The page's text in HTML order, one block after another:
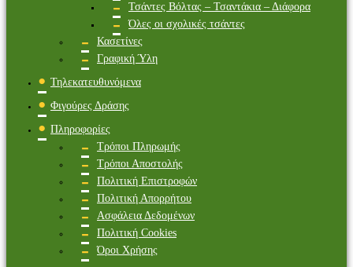
Τσάντες Βόλτας – Τσαντάκια – Διάφορα
Όλες οι σχολικές τσάντες
Κασετίνες
Γραφική Ύλη
Τηλεκατευθυνόμενα
Φιγούρες Δράσης
Πληροφορίες
Τρόποι Πληρωμής
Τρόποι Αποστολής
Πολιτική Επιστροφών
Πολιτική Απορρήτου
Ασφάλεια Δεδομένων
Πολιτική Cookies
Όροι Χρήσης